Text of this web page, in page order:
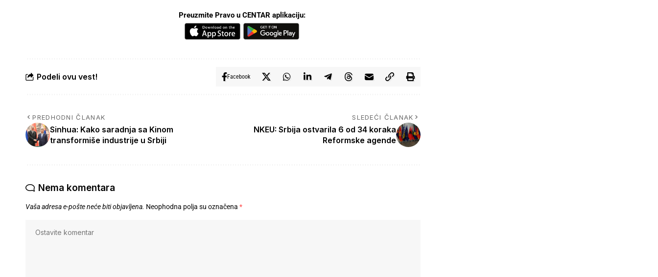
Preuzmite Pravo u CENTAR aplikaciju:
Podeli ovu vest! Facebook
PREDHODNI ČLANAK
Sinhua: Kako saradnja sa Kinom
transformiše industrije u Srbiji
SLEDEĆI ČLANAK
NKEU: Srbija ostvarila 6 od 34 koraka
Reformske agende
Nema komentara
Vaša adresa e-pošte neće biti objavljena. Neophodna polja su označena *